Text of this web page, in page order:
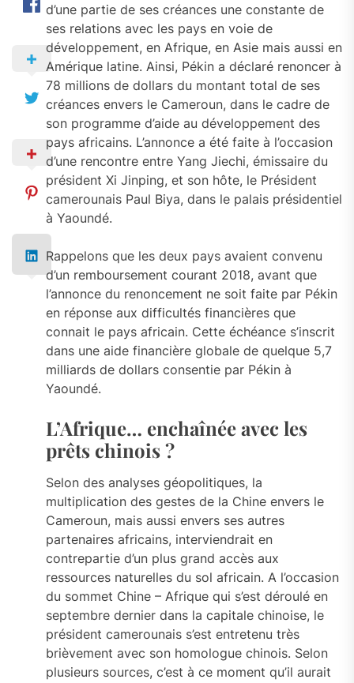
d’une partie de ses créances une constante de
ses relations avec les pays en voie de
développement, en Afrique, en Asie mais aussi en
Amérique latine. Ainsi, Pékin a déclaré renoncer à
78 millions de dollars du montant total de ses
créances envers le Cameroun, dans le cadre de
son programme d’aide au développement des
pays africains. L’annonce a été faite à l’occasion
d’une rencontre entre Yang Jiechi, émissaire du
président Xi Jinping, et son hôte, le Président
camerounais Paul Biya, dans le palais présidentiel
à Yaoundé.
Rappelons que les deux pays avaient convenu
d’un remboursement courant 2018, avant que
l’annonce du renoncement ne soit faite par Pékin
en réponse aux difficultés financières que
connait le pays africain. Cette échéance s’inscrit
dans une aide financière globale de quelque 5,7
milliards de dollars consentie par Pékin à
Yaoundé.
L’Afrique… enchaînée avec les
prêts chinois ?
Selon des analyses géopolitiques, la
multiplication des gestes de la Chine envers le
Cameroun, mais aussi envers ses autres
partenaires africains, interviendrait en
contrepartie d’un plus grand accès aux
ressources naturelles du sol africain. A l’occasion
du sommet Chine – Afrique qui s’est déroulé en
septembre dernier dans la capitale chinoise, le
président camerounais s’est entretenu très
brièvement avec son homologue chinois. Selon
plusieurs sources, c’est à ce moment qu’il aurait